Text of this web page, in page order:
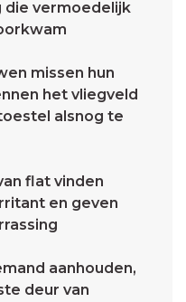
die vermoedelijk
missen hun
het vliegveld
alsnog te
flat vinden
en geven
aanhouden,
deur van